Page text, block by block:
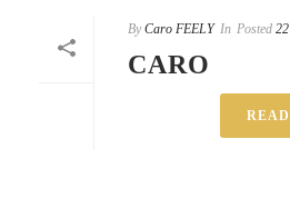
By Caro FEELY In Posted
CARO